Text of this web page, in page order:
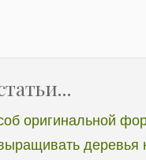
оригинальной
деревья